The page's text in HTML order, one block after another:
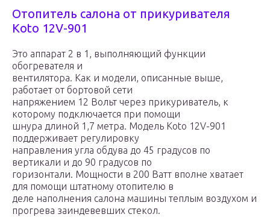
Отопитель салона от прикуривателя
Koto 12V-901
Это аппарат 2 в 1, выполняющий функции
обогревателя и
вентилятора. Как и модели, описанные выше,
работает от бортовой сети
напряжением 12 Вольт через прикуриватель, к
которому подключается при помощи
шнура длиной 1,7 метра. Модель Koto 12V-901
поддерживает регулировку
направления угла обдува до 45 градусов по
вертикали и до 90 градусов по
горизонтали. Мощности в 200 Ватт вполне хватает
для помощи штатному отопителю в
деле наполнения салона машины теплым воздухом и
прогрева заиндевевших стекол.